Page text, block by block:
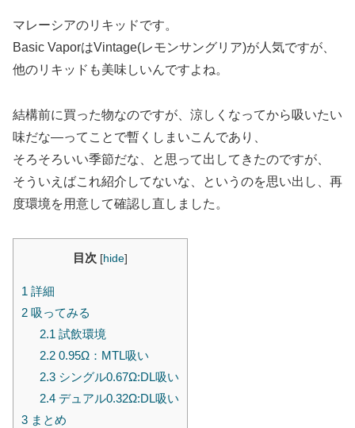
マレーシアのリキッドです。
Basic VaporはVintage(レモンサングリア)が人気ですが、
他のリキッドも美味しいんですよね。
結構前に買った物なのですが、涼しくなってから吸いたい
味だな―ってことで暫くしまいこんであり、
そろそろいい季節だな、と思って出してきたのですが、
そういえばこれ紹介してないな、というのを思い出し、再
度環境を用意して確認し直しました。
目次 [hide]
1 詳細
2 吸ってみる
2.1 試飲環境
2.20.95Ω：MTL吸い
2.3シングル0.67Ω:DL吸い
2.4デュアル0.32Ω:DL吸い
3 まとめ